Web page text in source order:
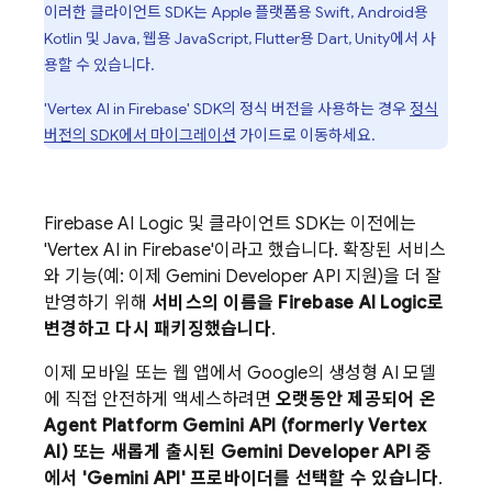
이러한 클라이언트 SDK는 Apple 플랫폼용 Swift, Android용
Kotlin 및 Java, 웹용 JavaScript, Flutter용 Dart, Unity에서 사
용할 수 있습니다.
'Vertex AI in Firebase' SDK의 정식 버전을 사용하는 경우 정식
버전의 SDK에서 마이그레이션 가이드로 이동하세요.
Firebase AI Logic 및 클라이언트 SDK는 이전에는
'Vertex AI in Firebase'이라고 했습니다. 확장된 서비스
와 기능(예: 이제 Gemini Developer API 지원)을 더 잘
반영하기 위해 서비스의 이름을 Firebase AI Logic로
변경하고 다시 패키징했습니다.
이제 모바일 또는 웹 앱에서 Google의 생성형 AI 모델
에 직접 안전하게 액세스하려면 오랫동안 제공되어 온
Agent Platform Gemini API (formerly Vertex
AI)또는 새롭게 출시된 Gemini Developer API중
에서 'Gemini API' 프로바이더를 선택할 수 있습니다.